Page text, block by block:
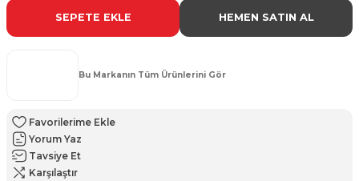
SEPETE EKLE HEMEN SATIN AL
Bu Markanın Tüm Ürünlerini Gör
Yorum Yaz
Tavsiye Et
Karşılaştır